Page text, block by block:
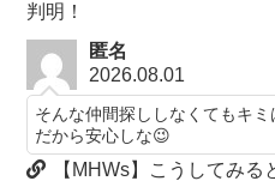
判明！
匿名
2026.08.01
そんな仲間探ししなくてもキ
だから安心しな😉
【MHWs】こうしてみ